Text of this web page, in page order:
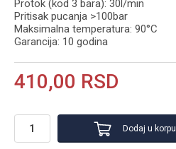
Protok (kod 3 bara): 30l/min
Pritisak pucanja >100bar
Maksimalna temperatura: 90°C
Garancija: 10 godina
410,00 RSD
Dodaj u korpu